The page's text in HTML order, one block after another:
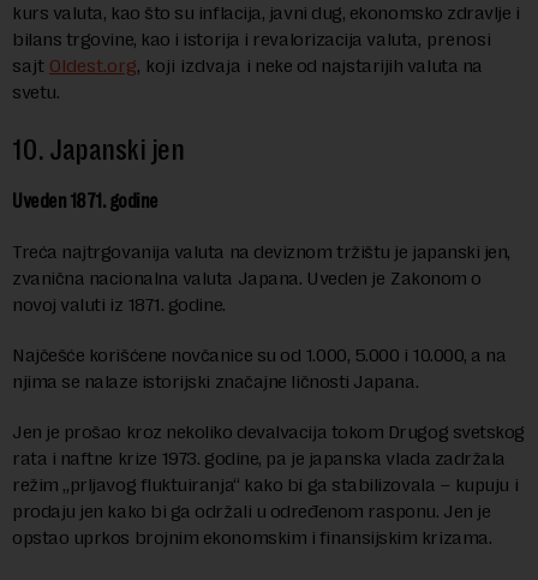
kurs valuta, kao što su inflacija, javni dug, ekonomsko zdravlje i
bilans trgovine, kao i istorija i revalorizacija valuta, prenosi
sajt Oldest.org, koji izdvaja i neke od najstarijih valuta na
svetu.
10. Japanski jen
Uveden 1871. godine
Treća najtrgovanija valuta na deviznom tržištu je japanski jen,
zvanična nacionalna valuta Japana. Uveden je Zakonom o
novoj valuti iz 1871. godine.
Najčešće korišćene novčanice su od 1.000, 5.000 i 10.000, a na
njima se nalaze istorijski značajne ličnosti Japana.
Jen je prošao kroz nekoliko devalvacija tokom Drugog svetskog
rata i naftne krize 1973. godine, pa je japanska vlada zadržala
režim „prljavog fluktuiranja“ kako bi ga stabilizovala – kupuju i
prodaju jen kako bi ga održali u određenom rasponu. Jen je
opstao uprkos brojnim ekonomskim i finansijskim krizama.